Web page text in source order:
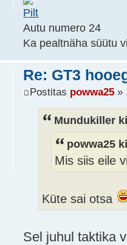
Autu numero 24
Ka pealtnäha süütu
Re: GT3
Postitas powwa25 »
Mundukiller
powwa25
Mis siis eile
Küte sai otsa
Sel juhul taktika